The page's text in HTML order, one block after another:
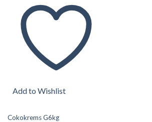
Add to Wishlist
Cokokrems G6kg